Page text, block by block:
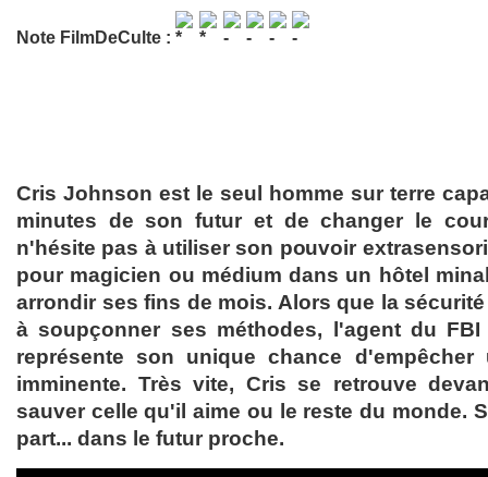
Note FilmDeCulte :
Cris Johnson est le seul homme sur terre
minutes de son futur et de changer le
n'hésite pas à utiliser son pouvoir
pour magicien ou médium dans un hôtel
arrondir ses fins de mois. Alors que la
à soupçonner ses méthodes, l'agent du
représente son unique chance d'empêcher
imminente. Très vite, Cris se retrouve
sauver celle qu'il aime ou le reste du monde.
part... dans le futur proche.